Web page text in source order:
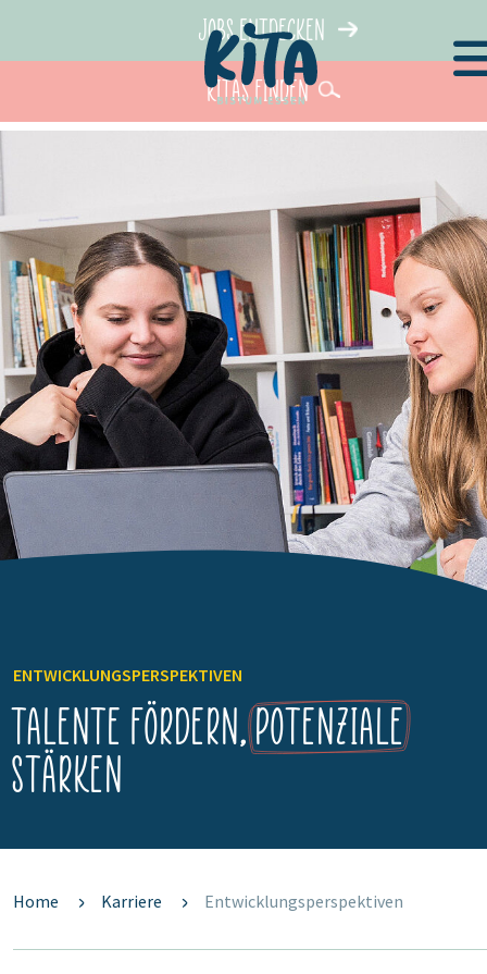
Jobs entdecken
KiTas finden
ENTWICKLUNGSPERSPEKTIVEN
Talente fördern,Potenziale
stärken
Home Karriere Entwicklungsperspektiven